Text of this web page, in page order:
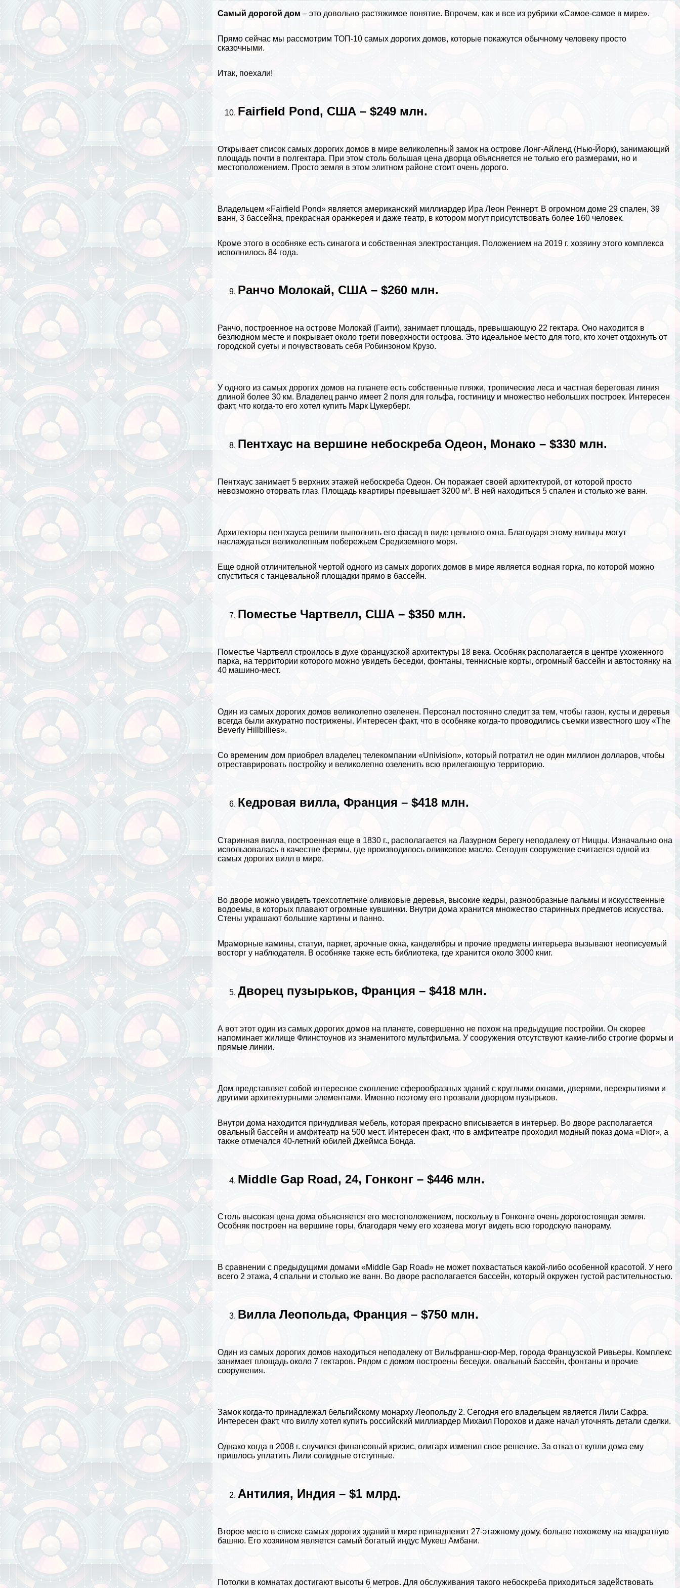
Самый дорогой дом – это довольно растяжимое понятие. Впрочем, как и все из рубрики«Самое-самое в мире».
Прямо сейчас мы рассмотрим ТОП-10 самых дорогих домов, которые покажутся обычному человеку просто
сказочными.
Итак, поехали!
Fairfield Pond, США – $249 млн.
Открывает список самых дорогих домов в мире великолепный замок на острове Лонг-Айленд (Нью-Йорк), занимающий
площадь почти в полгектара. При этом столь большая цена дворца объясняется не только его размерами, но и
местоположением. Просто земля в этом элитном районе стоит очень дорого.
Владельцем «Fairfield Pond» является американский миллиардер Ира Леон Реннерт. В огромном доме 29 спален, 39
ванн, 3 бассейна, прекрасная оранжерея и даже театр, в котором могут присутствовать более 160 человек.
Кроме этого в особняке есть синагога и собственная электростанция. Положением на 2019 г. хозяину этого комплекса
исполнилось 84 года.
Ранчо Молокай, США – $260 млн.
Ранчо, построенное на острове Молокай (Гаити), занимает площадь, превышающую 22 гектара. Оно находится в
безлюдном месте и покрывает около трети поверхности острова. Это идеальное место для того, кто хочет отдохнуть от
городской суеты и почувствовать себя Робинзоном Крузо.
У одного из самых дорогих домов на планете есть собственные пляжи, тропические леса и частная береговая линия
длиной более 30 км. Владелец ранчо имеет 2 поля для гольфа, гостиницу и множество небольших построек. Интересен
факт, что когда-то его хотел купить Марк Цукерберг.
Пентхаус на вершине небоскреба Одеон, Монако – $330 млн.
Пентхаус занимает 5 верхних этажей небоскреба Одеон. Он поражает своей архитектурой, от которой просто
невозможно оторвать глаз. Площадь квартиры превышает 3200 м². В ней находиться 5 спален и столько же ванн.
Архитекторы пентхауса решили выполнить его фасад в виде цельного окна. Благодаря этому жильцы могут
наслаждаться великолепным побережьемСредиземного моря.
Еще одной отличительной чертой одного из самых дорогих домов в мире является водная горка, по которой можно
спуститься с танцевальной площадки прямо в бассейн.
Поместье Чартвелл, США – $350 млн.
Поместье Чартвелл строилось в духе французской архитектуры 18 века. Особняк располагается в центре ухоженного
парка, на территории которого можно увидеть беседки, фонтаны, теннисные корты, огромный бассейн и автостоянку на
40 машино-мест.
Один из самых дорогих домов великолепно озеленен. Персонал постоянно следит за тем, чтобы газон, кусты и деревья
всегда были аккуратно пострижены. Интересен факт, что в особняке когда-то проводились съемки известного шоу «The
Beverly Hillbillies».
Со временим дом приобрел владелец телекомпании «Univision», который потратил не один миллион долларов, чтобы
отреставрировать постройку и великолепно озеленить всю прилегающую территорию.
Кедровая вилла, Франция – $418 млн.
Старинная вилла, построенная еще в 1830 г., располагается на Лазурном берегу неподалеку от Ниццы. Изначально она
использовалась в качестве фермы, где производилось оливковое масло. Сегодня сооружение считается одной из
самых дорогих вилл в мире.
Во дворе можно увидеть трехсотлетние оливковые деревья, высокие кедры, разнообразные пальмы и искусственные
водоемы, в которых плавают огромные кувшинки. Внутри дома хранится множество старинных предметов искусства.
Стены украшают большие картины и панно.
Мраморные камины, статуи, паркет, арочные окна, канделябры и прочие предметы интерьера вызывают неописуемый
восторг у наблюдателя. В особняке также есть библиотека, где хранится около 3000 книг.
Дворец пузырьков, Франция – $418 млн.
А вот этот один из самых дорогих домов на планете, совершенно не похож на предыдущие постройки. Он скорее
напоминает жилище Флинстоунов из знаменитого мультфильма. У сооружения отсутствуют какие-либо строгие формы и
прямые линии.
Дом представляет собой интересное скопление сферообразных зданий с круглыми окнами, дверями, перекрытиями и
другими архитектурными элементами. Именно поэтому его прозвали дворцом пузырьков.
Внутри дома находится причудливая мебель, которая прекрасно вписывается в интерьер. Во дворе располагается
овальный бассейн и амфитеатр на 500 мест. Интересен факт, что в амфитеатре проходил модный показ дома «Dior», а
также отмечался 40-летний юбилей Джеймса Бонда.
Middle Gap Road, 24, Гонконг – $446 млн.
Столь высокая цена дома объясняется его местоположением, поскольку в Гонконге очень дорогостоящая земля.
Особняк построен на вершине горы, благодаря чему его хозяева могут видеть всю городскую панораму.
В сравнении с предыдущими домами «Middle Gap Road» не может похвастаться какой-либо особенной красотой. У него
всего 2 этажа, 4 спальни и столько же ванн. Во дворе располагается бассейн, который окружен густой растительностью.
Вилла Леопольда, Франция – $750 млн.
Один из самых дорогих домов находиться неподалеку от Вильфранш-сюр-Мер, города Французской Ривьеры. Комплекс
занимает площадь около 7 гектаров. Рядом с домом построены беседки, овальный бассейн, фонтаны и прочие
сооружения.
Замок когда-то принадлежал бельгийскому монарху Леопольду 2. Сегодня его владельцем является Лили Сафра.
Интересен факт, что виллу хотел купить российский миллиардер Михаил Порохов и даже начал уточнять детали сделки.
Однако когда в 2008 г. случился финансовый кризис, олигарх изменил свое решение. За отказ от купли дома ему
пришлось уплатить Лили солидные отступные.
Антилия, Индия – $1 млрд.
Второе место в списке самых дорогих зданий в мире принадлежит 27-этажному дому, больше похожему на квадратную
башню. Его хозяином является самый богатый индус Мукеш Амбани.
Потолки в комнатах достигают высоты 6 метров. Для обслуживания такого небоскреба приходиться задействовать